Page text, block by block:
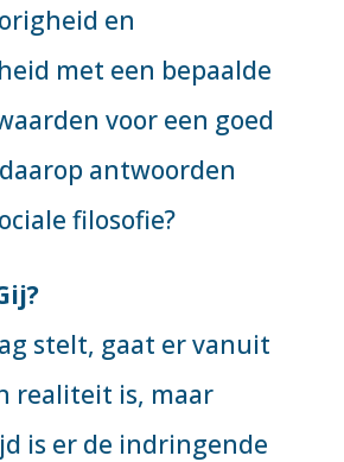
en
met een bepaalde
voor een goed
antwoorden
filosofie?
stelt, gaat er vanuit
realiteit is, maar
is er de indringende